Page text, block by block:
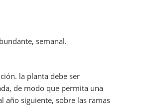
semanal.
la planta debe ser
de modo que permita una
año siguiente, sobre las ramas